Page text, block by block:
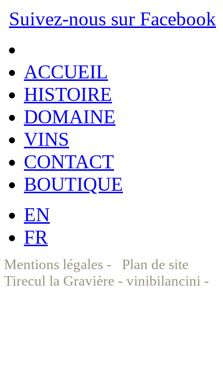
Suivez-nous sur Facebook
ACCUEIL
HISTOIRE
DOMAINE
VINS
CONTACT
BOUTIQUE
EN
FR
Mentions légales - Plan de site
Tirecul la Gravière - vinibilancini -